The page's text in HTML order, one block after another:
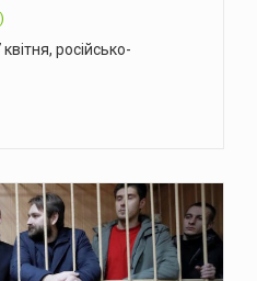
російсько-